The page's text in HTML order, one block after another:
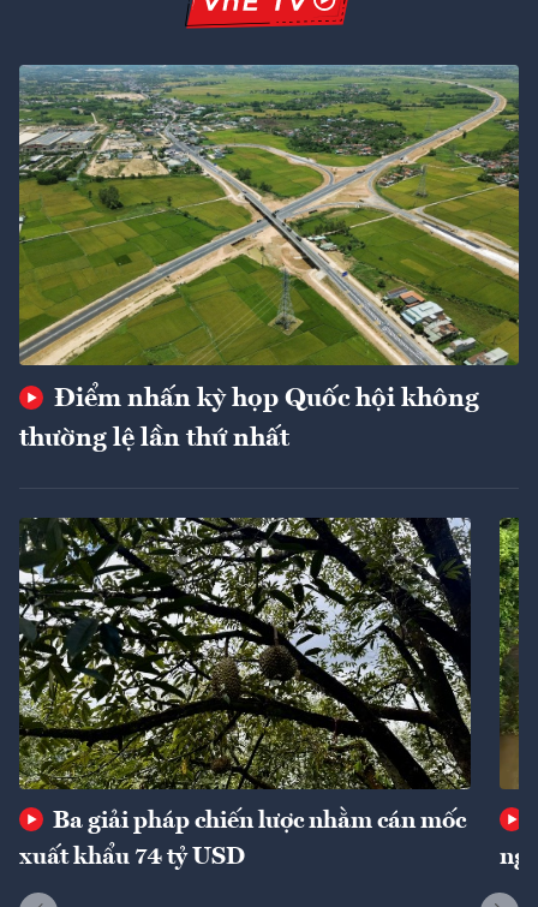
Điểm nhấn kỳ họp Quốc hội không
thường lệ lần thứ nhất
Ba giải pháp chiến lược nhằm cán mốc
xuất khẩu 74 tỷ USD